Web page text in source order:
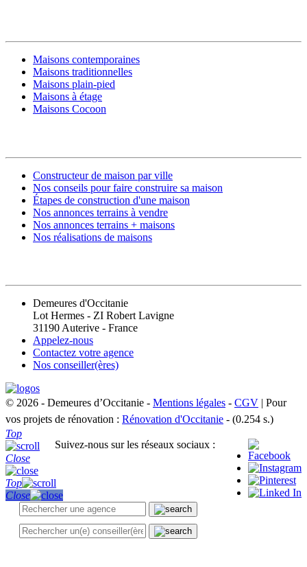
Maisons contemporaines
Maisons traditionnelles
Maisons plain-pied
Maisons à étage
Maisons Cocoon
Constructeur de maison par ville
Nos conseils pour faire construire sa maison
Étapes de construction d'une maison
Nos annonces terrains à vendre
Nos annonces terrains + maisons
Nos réalisations de maisons
Demeures d'Occitanie
Lot Hermes - ZI Robert Lavigne
31190 Auterive - France
Appelez-nous
Contactez votre agence
Nos conseiller(ères)
© 2026 - Demeures d’Occitanie - Mentions légales - CGV | Pour
vos projets de rénovation : Rénovation d'Occitanie - (0.254 s.)
Suivez-nous sur les réseaux sociaux :
Top
Close
Top
Close